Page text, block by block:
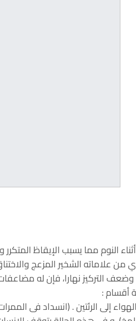
النوم مما يسبب الإيقاظ المتكرر
من علاماته الشخير المزعج
التركيز نهارا، فإن له
أقسام :